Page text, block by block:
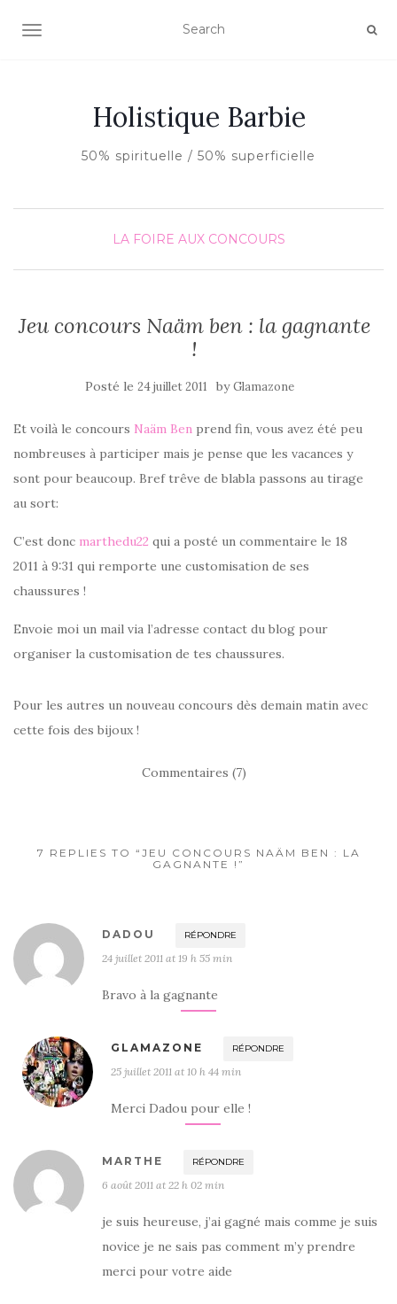
AFFICHER/MASQUER LA NAVIGATION
Holistique Barbie
50% spirituelle / 50% superficielle
LA FOIRE AUX CONCOURS
Jeu concours Naäm ben : la gagnante
!
Posté le 24 juillet 2011 byGlamazone
Et voilà le concours Naäm Ben prend fin, vous avez été peu
nombreuses à participer mais je pense que les vacances y
sont pour beaucoup. Bref trêve de blabla passons au tirage
au sort:
C’est donc marthedu22 qui a posté un commentaire le 18
2011 à 9:31 qui remporte une customisation de ses
chaussures !
Envoie moi un mail via l’adresse contact du blog pour
organiser la customisation de tes chaussures.
Pour les autres un nouveau concours dès demain matin avec
cette fois des bijoux !
Commentaires (7)
7 REPLIES TO “JEU CONCOURS NAÄM BEN : LA
GAGNANTE !”
DADOU RÉPONDRE
24 juillet 2011 at 19 h 55 min
Bravo à la gagnante
GLAMAZONE RÉPONDRE
25 juillet 2011 at 10 h 44 min
Merci Dadou pour elle !
MARTHE RÉPONDRE
6 août 2011 at 22 h 02 min
je suis heureuse, j’ai gagné mais comme je suis
novice je ne sais pas comment m’y prendre
merci pour votre aide